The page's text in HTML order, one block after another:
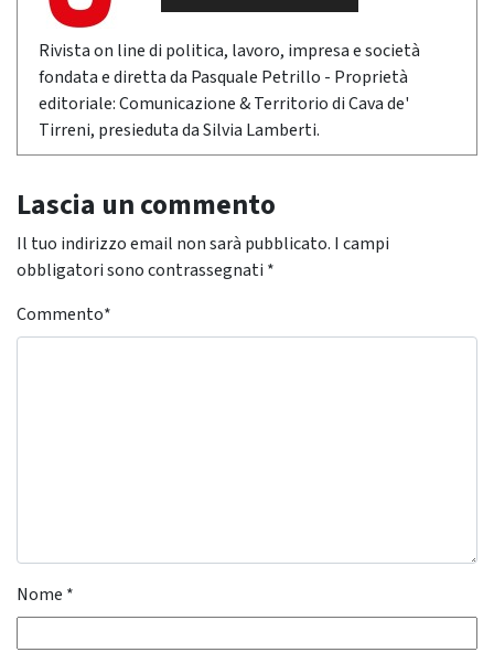
Rivista on line di politica, lavoro, impresa e società
fondata e diretta da Pasquale Petrillo - Proprietà
editoriale: Comunicazione & Territorio di Cava de'
Tirreni, presieduta da Silvia Lamberti.
Lascia un commento
Il tuo indirizzo email non sarà pubblicato. I campi
obbligatori sono contrassegnati *
Commento*
Nome *